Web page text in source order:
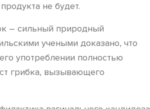
не будет.
– сильный природный
учеными доказано, что
употреблении полностью
грибка, вызывающего